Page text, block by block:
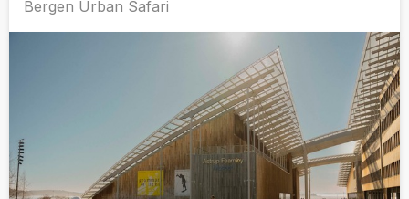
Bergen Urban Safari